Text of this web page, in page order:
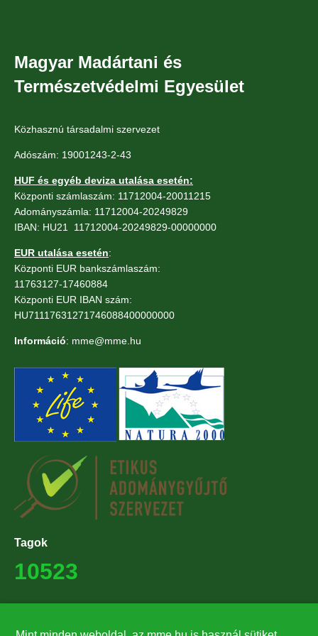
Magyar Madártani és
Természetvédelmi Egyesület
Közhasznú társadalmi szervezet
Adószám: 19001243-2-43
HUF és egyéb deviza utalása esetén:
Központi számlaszám: 11712004-20011215
Adományszámla: 11712004-20249829
IBAN: HU21 11712004-20249829-00000000
EUR utalása esetén:
Központi EUR bankszámlaszám:
11763127-17460884
Központi EUR IBAN szám:
HU71117631271746088400000000
Információ: mme@mme.hu
Tagok
10523